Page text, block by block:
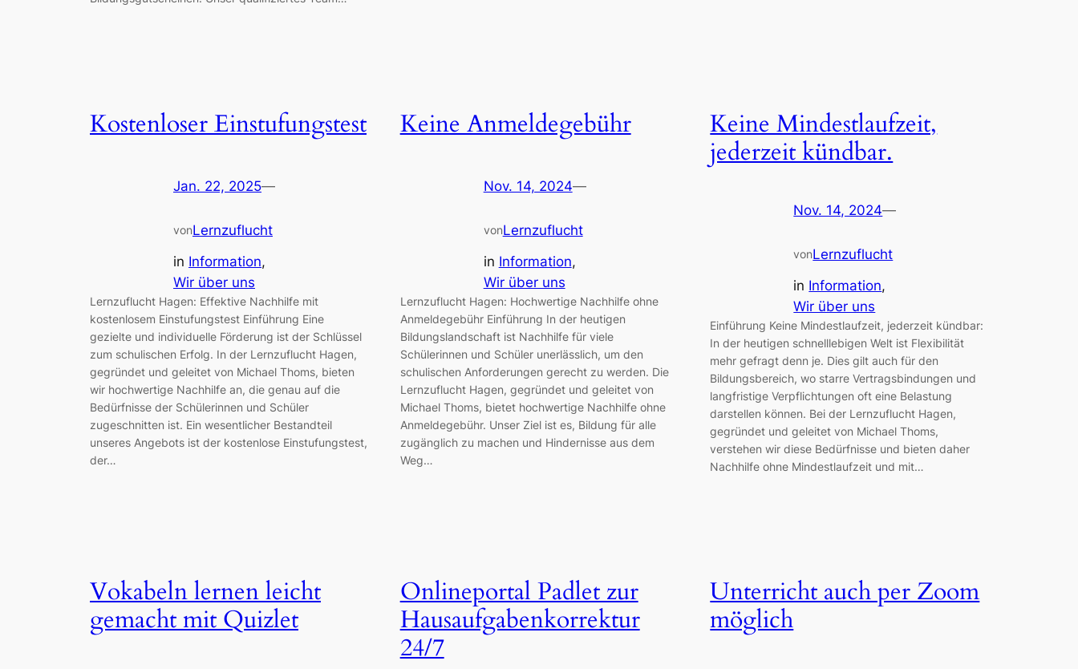
Kostenloser Einstufungstest
Jan. 22, 2025—
vonLernzuflucht
in Information
Wir über uns
Lernzuflucht Hagen: Effektive Nachhilfe mit
kostenlosem Einstufungstest Einführung Eine
gezielte und individuelle Förderung ist der Schlüssel
zum schulischen Erfolg. In der Lernzuflucht Hagen,
gegründet und geleitet von Michael Thoms, bieten
wir hochwertige Nachhilfe an, die genau auf die
Bedürfnisse der Schülerinnen und Schüler
zugeschnitten ist. Ein wesentlicher Bestandteil
unseres Angebots ist der kostenlose Einstufungstest,
der…
Keine Anmeldegebühr
Nov. 14, 2024—
vonLernzuflucht
in Information
Wir über uns
Lernzuflucht Hagen: Hochwertige Nachhilfe ohne
Anmeldegebühr Einführung In der heutigen
Bildungslandschaft ist Nachhilfe für viele
Schülerinnen und Schüler unerlässlich, um den
schulischen Anforderungen gerecht zu werden. Die
Lernzuflucht Hagen, gegründet und geleitet von
Michael Thoms, bietet hochwertige Nachhilfe ohne
Anmeldegebühr. Unser Ziel ist es, Bildung für alle
zugänglich zu machen und Hindernisse aus dem
Weg…
Keine Mindestlaufzeit,
jederzeit kündbar.
Nov. 14, 2024—
vonLernzuflucht
in Information
Wir über uns
Einführung Keine Mindestlaufzeit, jederzeit kündbar:
In der heutigen schnelllebigen Welt ist Flexibilität
mehr gefragt denn je. Dies gilt auch für den
Bildungsbereich, wo starre Vertragsbindungen und
langfristige Verpflichtungen oft eine Belastung
darstellen können. Bei der Lernzuflucht Hagen,
gegründet und geleitet von Michael Thoms,
verstehen wir diese Bedürfnisse und bieten daher
Nachhilfe ohne Mindestlaufzeit und mit…
Vokabeln lernen leicht
gemacht mit Quizlet
Onlineportal Padlet zur
Hausaufgabenkorrektur
24/7
Unterricht auch per Zoom
möglich